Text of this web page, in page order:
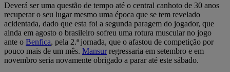
Deverá ser uma questão de tempo até o central canhoto de 30 anos
recuperar o seu lugar mesmo uma época que se tem revelado
acidentada, dado que esta foi a segunda paragem do jogador, que
ainda em agosto o brasileiro sofreu uma rotura muscular no jogo
ante o Benfica, pela 2.ª jornada, que o afastou de competição por
pouco mais de um mês. Mansurregressaria em setembro e em
novembro seria novamente obrigado a parar até este sábado.